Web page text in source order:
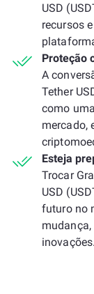
USD
recursos
Proteção
A
Tether
como
mercado,
Esteja
Trocar
USD
futuro no
inovações.